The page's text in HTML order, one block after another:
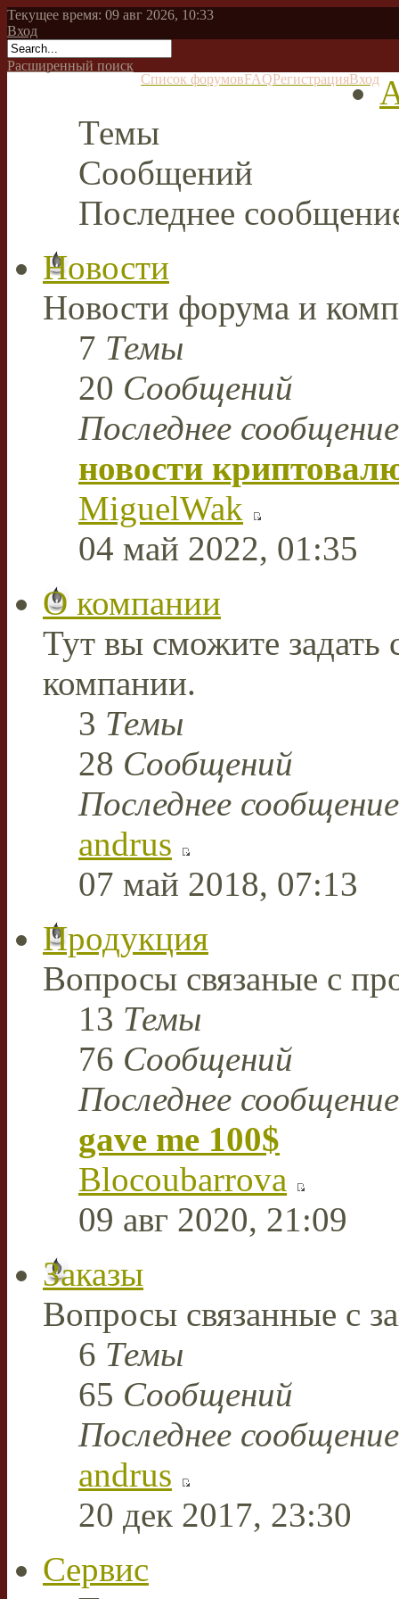
Текущее время: 09 авг 2026, 10:33
Вход
Расширенный поиск
Список форумовFAQРегистрацияВход
Темы
Сообщений
Последнее
Новости
Новости форума и
7 Темы
20 Сообщений
Последнее сообщение
новости
MiguelWak
04 май 2022, 01:35
О компании
Тут вы сможите
компании.
3 Темы
28 Сообщений
Последнее сообщение
andrus
07 май 2018, 07:13
Продукция
Вопросы связаные с
13 Темы
76 Сообщений
Последнее сообщение
gave me 100$
Blocoubarrova
09 авг 2020, 21:09
Заказы
Вопросы связанные с
6 Темы
65 Сообщений
Последнее сообщение
andrus
20 дек 2017, 23:30
Сервис